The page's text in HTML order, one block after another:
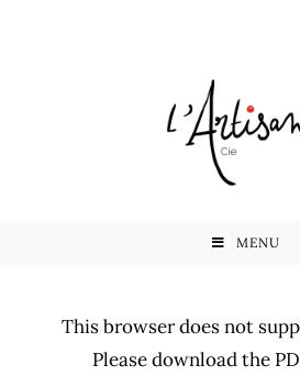
MENU
This browser does not
Please download the